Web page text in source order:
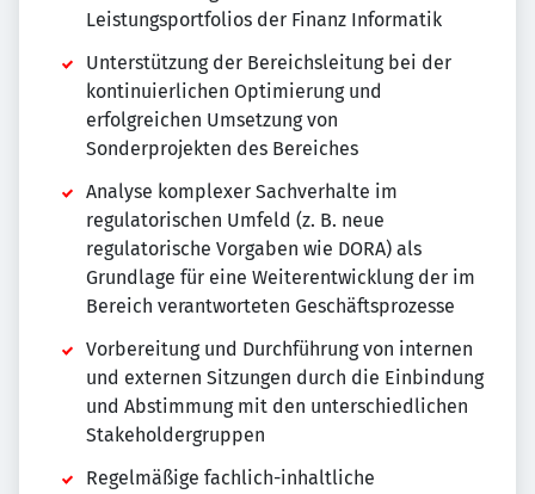
Leistungsportfolios der Finanz Informatik
Unterstützung der Bereichsleitung bei der
kontinuierlichen Optimierung und
erfolgreichen Umsetzung von
Sonderprojekten des Bereiches
Analyse komplexer Sachverhalte im
regulatorischen Umfeld (z. B. neue
regulatorische Vorgaben wie DORA) als
Grundlage für eine Weiterentwicklung der im
Bereich verantworteten Geschäftsprozesse
Vorbereitung und Durchführung von internen
und externen Sitzungen durch die Einbindung
und Abstimmung mit den unterschiedlichen
Stakeholdergruppen
Regelmäßige fachlich-inhaltliche